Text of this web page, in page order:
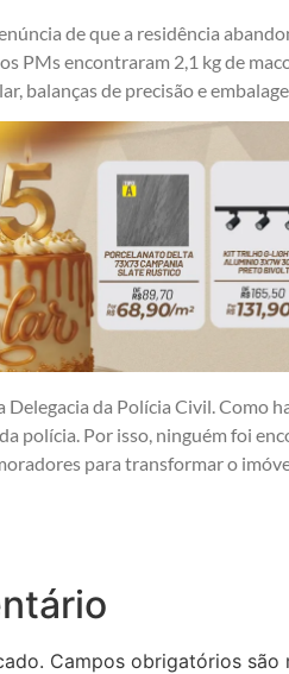
de que a residência
PMs encontraram 2,1 kg de
balanças de precisão e
da Polícia Civil. Como
polícia. Por isso, ninguém foi
para transformar o
Campos obrigatórios são